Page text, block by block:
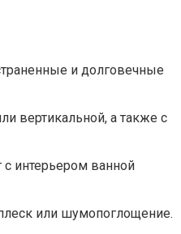
и долговечные
вертикальной, а также с
с интерьером ванной
или шумопоглощение.